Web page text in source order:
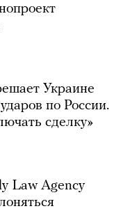
Украине
по России.
сделку»
Law Agency